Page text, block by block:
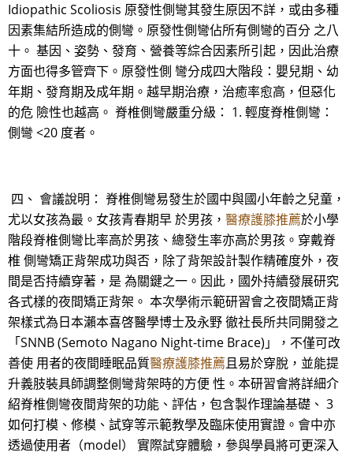
Idiopathic Scoliosis 原發性側彎其發生原因不詳，或由多種
因素集結所造成的側彎。原發性側彎佔所有側彎的百分 之八
十。 基因、姿勢、發育、營養等綜合因素所引起，因此治療
方面也得多管齊下。原發性側 彎分成四大階段：嬰兒期、幼
年期、發育期及成年期。越早期治療，治癒率愈高，但惡化
的危 險性也越高。 脊椎側彎嚴重分級： 1. 輕度脊椎側彎：
側彎 <20 度者。
四、 會議說明： 脊椎側彎易發生於國中與國小年齡之兒童，
尤以女孩為最。女孩青春期早 於男孩， 醫療護膝推薦於小學
階段脊椎側彎比率高於男孩、總發生率亦高於男孩。穿戴脊
椎 側彎矯正背架成功與否，除了背架設計製作精確度外，夜
間是否持續穿著，是 為關鍵之一。因此，國外持續發展研究
各式樣的夜間矯正背架。 本次學術示範研習會之夜間矯正背
架樣式為日本瀨本喜啓醫學博士及永野 徹社長所共同開發之
「SNNB (Semoto Nagano Night-time Brace)」，不僅可改
善使 用者的夜間睡眠品質醫療護膝推薦且易於穿脫，並能提
升義肢裝具師調整側彎背架時的方便 性。本研習會將詳細介
紹脊椎側彎夜間背架的功能、評估，包含製作理論基礎、 3
如何打模、修模、試穿等示範教學及臨床使用實證。會中亦
透過使用者（model） 實際試穿體驗，參與學員將可更深入